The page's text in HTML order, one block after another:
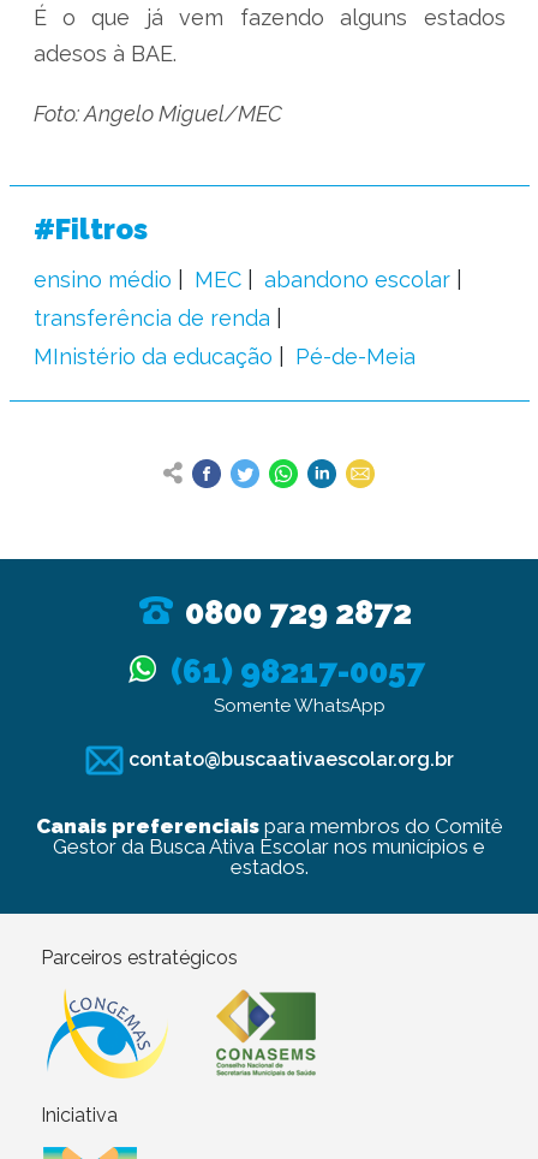
É o que já vem fazendo alguns estados
adesos à BAE.
Foto: Angelo Miguel/MEC
#Filtros
ensino médio MEC
abandono escolar
transferência de renda
MInistério da educação
Pé-de-Meia
0800 729 2872
(61) 98217-0057
Somente WhatsApp
contato@buscaativaescolar.org.br
Canais preferenciaispara membros do Comitê
Gestor da Busca Ativa Escolar nos municípios e
estados.
Parceiros estratégicos
Iniciativa